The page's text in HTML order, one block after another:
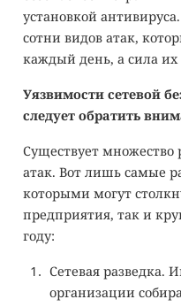
установкой
сотни видов атак,
каждый день, а сила их
Уязвимости сетевой
следует обратить
Существует множество
атак. Вот лишь самые
которыми могут
предприятия, так и
году:
Сетевая разведка.
организации